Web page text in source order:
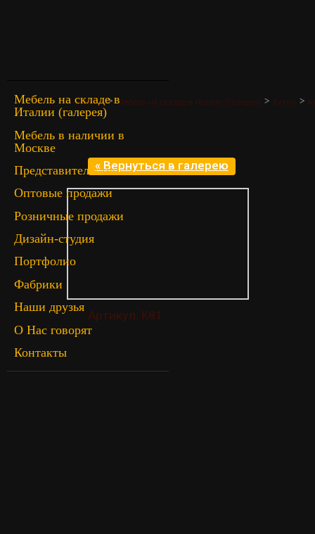
Мебель на складе в
Италии (галерея)
Мебель в наличии в
Москве
Представительство
Оптовые продажи
Розничные продажи
Дизайн-студия
Портфолио
Фабрики
Наши друзья
О Нас говорят
Контакты
Главная>Мебель на складе в Италии (Галерея) > Кухни >
« Вернуться в галерею
Артикул: K81